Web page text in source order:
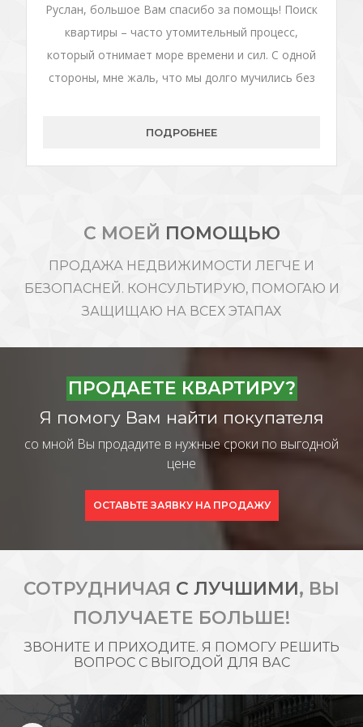
Руслан, большое Вам спасибо за помощь! Поиск
квартиры – часто утомительный процесс,
который отнимает море времени и сил. С одной
стороны, мне жаль, что мы долго мучились без
вариант, а не тратите время. В нашем случае –
клиентом, оформления итд. Я с удовольствием
буду рекомендовать Ваши услуги всем. Спасибо!
P.S. Андрей тоже доволен:)
ПОДРОБНЕЕ
С МОЕЙ ПОМОЩЬЮ
ПРОДАЖА НЕДВИЖИМОСТИ ЛЕГЧЕ И
БЕЗОПАСНЕЙ. КОНСУЛЬТИРУЮ, ПОМОГАЮ И
ЗАЩИЩАЮ НА ВСЕХ ЭТАПАХ
ПРОДАЕТЕ КВАРТИРУ?
Я помогу Вам найти покупателя
со мной Вы продадите в нужные сроки по выгодной
цене
ОСТАВЬТЕ ЗАЯВКУ НА ПРОДАЖУ
СОТРУДНИЧАЯ С ЛУЧШИМИ, ВЫ
ПОЛУЧАЕТЕ БОЛЬШЕ!
ЗВОНИТЕ И ПРИХОДИТЕ. Я ПОМОГУ РЕШИТЬ
ВОПРОС С ВЫГОДОЙ ДЛЯ ВАС